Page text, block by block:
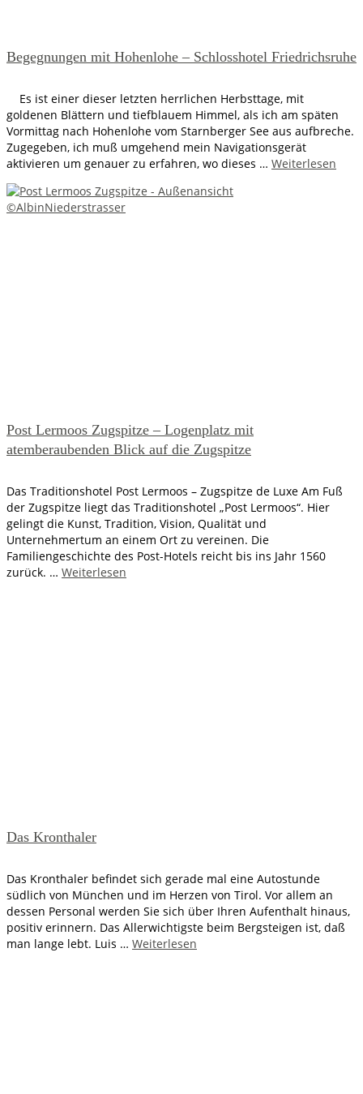
Begegnungen mit Hohenlohe – Schlosshotel Friedrichsruhe
Es ist einer dieser letzten herrlichen Herbsttage, mit
goldenen Blättern und tiefblauem Himmel, als ich am späten
Vormittag nach Hohenlohe vom Starnberger See aus aufbreche.
Zugegeben, ich muß umgehend mein Navigationsgerät
aktivieren um genauer zu erfahren, wo dieses … Weiterlesen
Post Lermoos Zugspitze – Logenplatz mit
atemberaubenden Blick auf die Zugspitze
Das Traditionshotel Post Lermoos – Zugspitze de Luxe Am Fuß
der Zugspitze liegt das Traditionshotel „Post Lermoos“. Hier
gelingt die Kunst, Tradition, Vision, Qualität und
Unternehmertum an einem Ort zu vereinen. Die
Familiengeschichte des Post-Hotels reicht bis ins Jahr 1560
zurück. … Weiterlesen
Das Kronthaler
Das Kronthaler befindet sich gerade mal eine Autostunde
südlich von München und im Herzen von Tirol. Vor allem an
dessen Personal werden Sie sich über Ihren Aufenthalt hinaus,
positiv erinnern. Das Allerwichtigste beim Bergsteigen ist, daß
man lange lebt. Luis … Weiterlesen